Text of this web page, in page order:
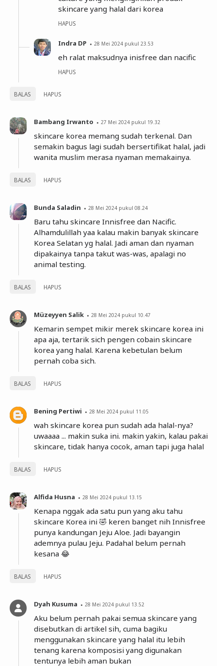
BALAS HAPUS
skincare yang halal dari korea
HAPUS
Indra DP 28 Mei 2024 pukul 23.53
eh ralat maksudnya inisfree dan nacific
HAPUS
Bambang Irwanto 27 Mei 2024 pukul 19.32
skincare korea memang sudah terkenal. Dan
semakin bagus lagi sudah bersertifikat halal, jadi
wanita muslim merasa nyaman memakainya.
BALAS HAPUS
Bunda Saladin 28 Mei 2024 pukul 08.24
Baru tahu skincare Innisfree dan Nacific.
Alhamdulillah yaa kalau makin banyak skincare
Korea Selatan yg halal. Jadi aman dan nyaman
dipakainya tanpa takut was-was, apalagi no
animal testing.
BALAS HAPUS
Müzeyyen Salik 28 Mei 2024 pukul 10.47
Kemarin sempet mikir merek skincare korea ini
apa aja, tertarik sich pengen cobain skincare
korea yang halal. Karena kebetulan belum
pernah coba sich.
BALAS HAPUS
Bening Pertiwi 28 Mei 2024 pukul 11.05
wah skincare korea pun sudah ada halal-nya?
uwaaaa ... makin suka ini. makin yakin, kalau pakai
skincare, tidak hanya cocok, aman tapi juga halal
BALAS HAPUS
Alfida Husna 28 Mei 2024 pukul 13.15
Kenapa nggak ada satu pun yang aku tahu
skincare Korea ini 🤣 keren banget nih Innisfree
punya kandungan Jeju Aloe. Jadi bayangin
ademnya pulau Jeju. Padahal belum pernah
kesana 😂
BALAS HAPUS
Dyah Kusuma 28 Mei 2024 pukul 13.52
Aku belum pernah pakai semua skincare yang
disebutkan di artikel sih, cuma bagiku
menggunakan skincare yang halal itu lebih
tenang karena komposisi yang digunakan
tentunya lebih aman bukan